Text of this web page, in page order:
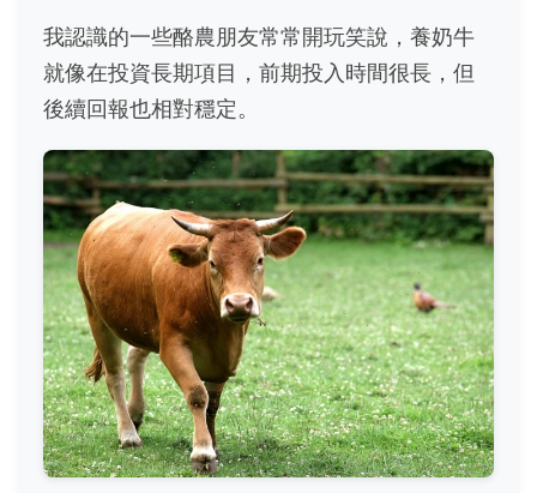
我認識的一些酪農朋友常常開玩笑說，養奶牛
就像在投資長期項目，前期投入時間很長，但
後續回報也相對穩定。